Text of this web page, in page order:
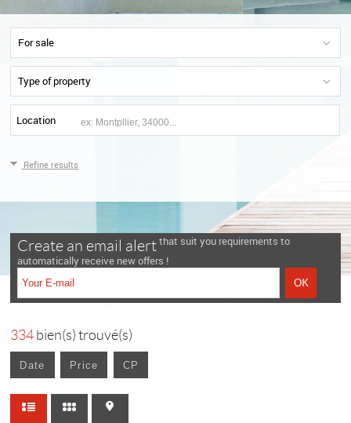
For sale
Type of property
Location
Refine results
Create an email alertthat suit you requirements to
automatically receive new offers !
334 bien(s) trouvé(s)
Date Price CP